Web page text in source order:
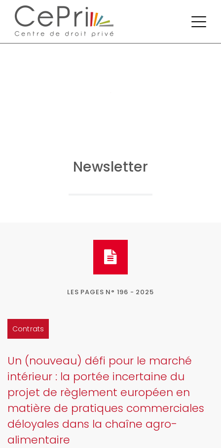
Newsletter
LES PAGES N° 196 - 2025
Contrats
Un (nouveau) défi pour le marché
intérieur : la portée incertaine du
projet de règlement européen en
matière de pratiques commerciales
déloyales dans la chaîne agro-
alimentaire